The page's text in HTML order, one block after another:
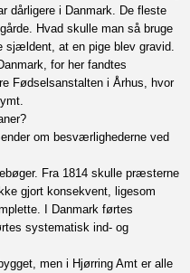
dårligere i Danmark. De fleste
Hvad skulle man så bruge
sjældent, at en pige blev gravid.
for her fandtes
Fødselsanstalten i Århus, hvor
om besværlighederne ved
Fra 1814 skulle præsterne
gjort konsekvent, ligesom
I Danmark førtes
systematisk ind- og
men i Hjørring Amt er alle